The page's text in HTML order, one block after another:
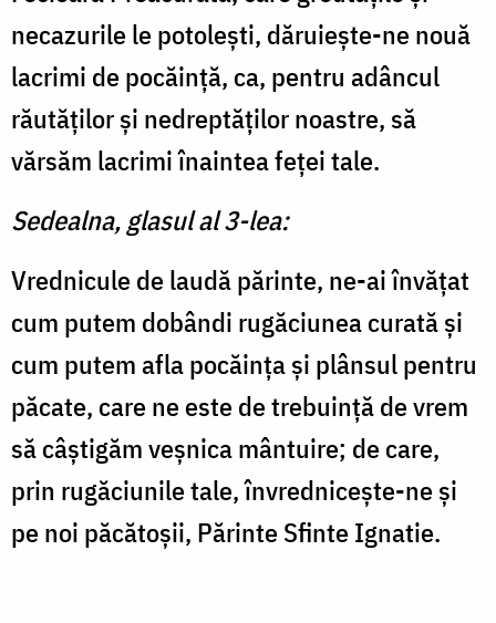
necazurile le potolești, dăruiește-ne nouă
lacrimi de pocăință, ca, pentru adâncul
răutăților și nedreptăților noastre, să
vărsăm lacrimi înaintea feței tale.
Sedealna, glasul al 3-lea:
Vrednicule de laudă părinte, ne-ai învățat
cum putem dobândi rugăciunea curată și
cum putem afla pocăința și plânsul pentru
păcate, care ne este de trebuință de vrem
să câștigăm veșnica mântuire; de care,
prin rugăciunile tale, învrednicește-ne și
pe noi păcătoșii, Părinte Sfinte Ignatie.